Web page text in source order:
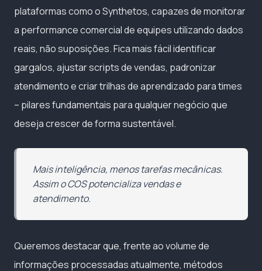
plataformas como o Synthetos, capazes de monitorar
a performance comercial de equipes utilizando dados
reais, não suposições. Fica mais fácil identificar
gargalos, ajustar scripts de vendas, padronizar
atendimento e criar trilhas de aprendizado para times
– pilares fundamentais para qualquer negócio que
deseja crescer de forma sustentável.
Mais inteligência, menos tarefas mecânicas.
Assim o COS potencializa vendas e
atendimento.
Queremos destacar que, frente ao volume de
informações processadas atualmente, métodos